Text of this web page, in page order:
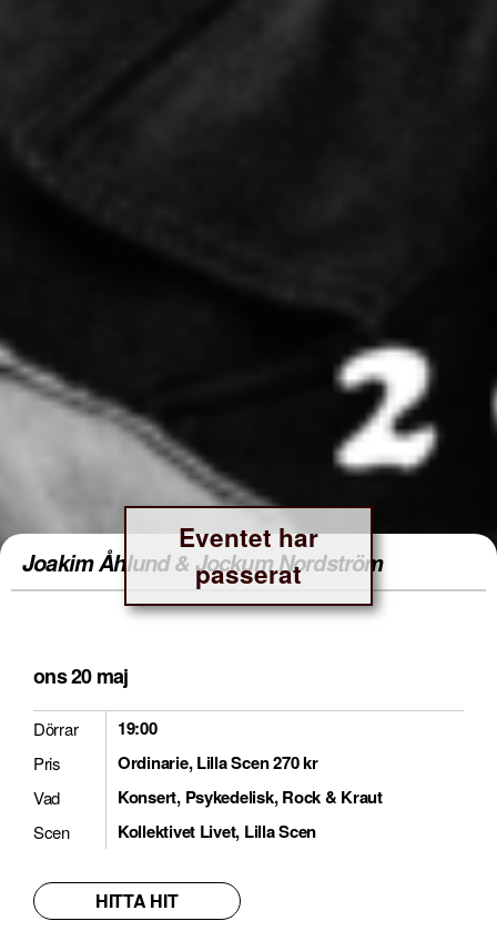
Joakim Åhlund & Jockum Nordström
ons 20 maj
Dörrar 19:00
Pris Ordinarie, Lilla Scen 270 kr
Vad Konsert, Psykedelisk, Rock & Kraut
Scen Kollektivet Livet, Lilla Scen
HITTA HIT
Eventet har
passerat